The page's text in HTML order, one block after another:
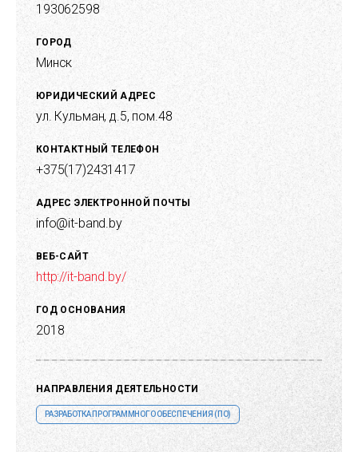
проектами со сложной, часто облачной архитектурой, с
повышенным уровнем безопасности, с высокой
доступностью и отказоустойчивостью, возможностью
быстрого масштабирования.
193062598
ГОРОД
Минск
ЮРИДИЧЕСКИЙ АДРЕС
ул. Кульман, д.5, пом.48
КОНТАКТНЫЙ ТЕЛЕФОН
+375(17)2431417
АДРЕС ЭЛЕКТРОННОЙ ПОЧТЫ
info@it-band.by
ВЕБ-САЙТ
http://it-band.by/
ГОД ОСНОВАНИЯ
2018
НАПРАВЛЕНИЯ ДЕЯТЕЛЬНОСТИ
РАЗРАБОТКА ПРОГРАММНОГО ОБЕСПЕЧЕНИЯ (ПО)